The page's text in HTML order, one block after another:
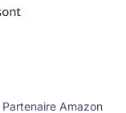
Amazon